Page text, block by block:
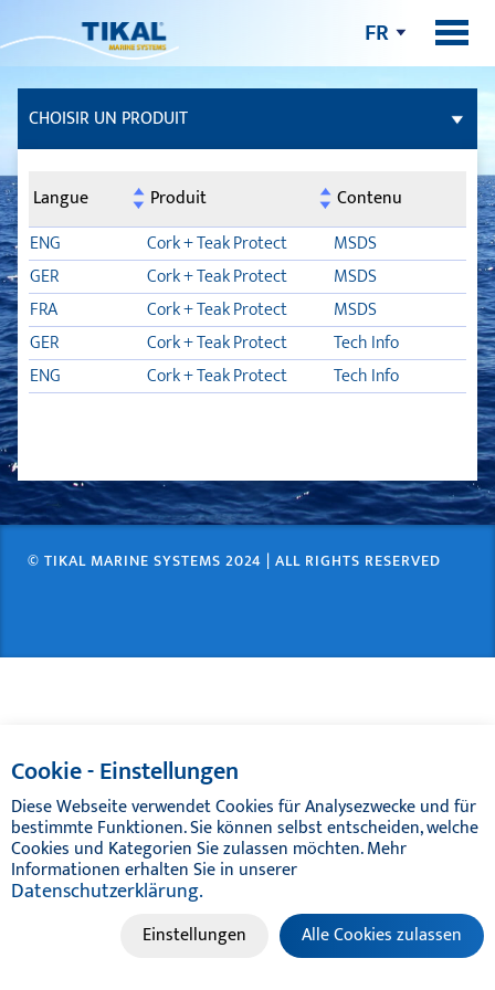
FR
CHOISIR UN PRODUIT
MASTIC
TEAK DECK
ENTRETIEN DE BATEAUX
HP-MG LUBRIFIANTS
TIKAL TEF-GEL
Langue Produit
Contenu
ENG
Cork + Teak Protect
MSDS
GER
Cork + Teak Protect
MSDS
FRA
Cork + Teak Protect
MSDS
GER
Cork + Teak Protect
Tech Info
ENG
Cork + Teak Protect Tech Info
© TIKAL MARINE SYSTEMS 2024 | ALL RIGHTS RESERVED
Cookie - Einstellungen
Diese Webseite verwendet Cookies für Analysezwecke und für
bestimmte Funktionen. Sie können selbst entscheiden, welche
Cookies und Kategorien Sie zulassen möchten. Mehr
Informationen erhalten Sie in unserer
Datenschutzerklärung.
Einstellungen Alle Cookies zulassen